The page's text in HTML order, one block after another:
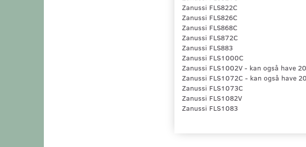
Zanussi FLS822C
Zanussi FLS826C
Zanussi FLS868C
Zanussi FLS872C
Zanussi FLS883
Zanussi FLS1000C
Zanussi FLS1002V - kan også have
Zanussi FLS1072C - kan også have
Zanussi FLS1073C
Zanussi FLS1082V
Zanussi FLS1083